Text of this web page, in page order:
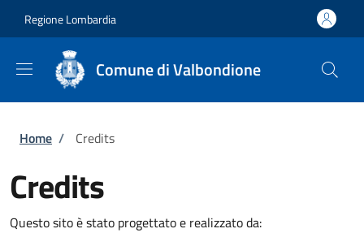
Regione Lombardia
Comune di Valbondione
Briciole di pane
Home / Credits
Credits
Questo sito è stato progettato e realizzato da: